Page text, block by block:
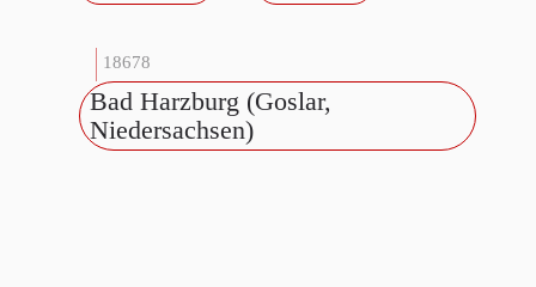
18678
Bad Harzburg (Goslar,
Niedersachsen)